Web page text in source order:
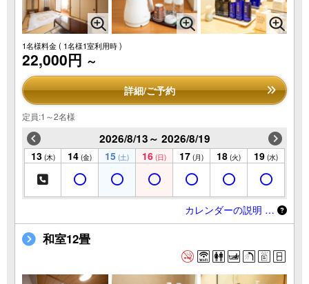
1名様料金( 1名様1室利用時 )
22,000円 ～
詳細/ご予約
定員:1～2名様
2026/8/13～ 2026/8/19
13 (木) 14 (金) 15 (土) 16 (日) 17 (月) 18 (火) 19 (水)
カレンダーの説明 …
和室12畳